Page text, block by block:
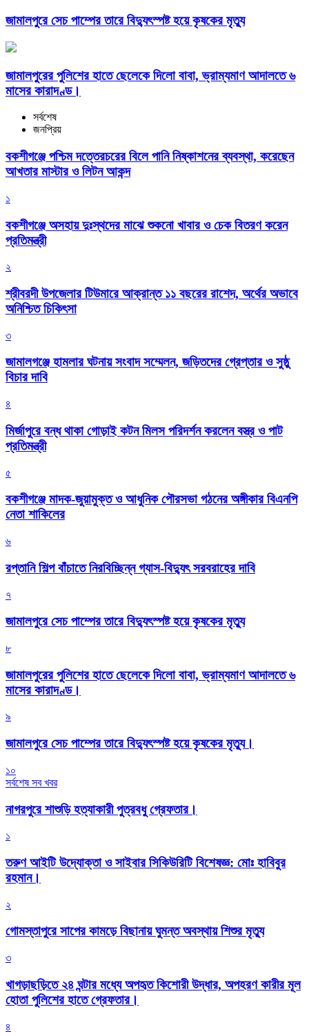
জামালপুরে সেচ পাম্পের তারে বিদ্যুৎস্পষ্ট হয়ে কৃষকের মৃত্যু
জামালপুরের পুলিশের হাতে ছেলেকে দিলো বাবা, ভ্রাম্যমাণ আদালতে ৬
মাসের কারাদণ্ড।
সর্বশেষ
জনপ্রিয়
বকশীগঞ্জে পশ্চিম দত্তেরচরের বিলে পানি নিষ্কাশনের ব্যবস্থা, করেছেন
আখতার মাস্টার ও লিটন আকন্দ
১
বকশীগঞ্জে অসহায় দুঃস্থদের মাঝে শুকনো খাবার ও চেক বিতরণ করেন
প্রতিমন্ত্রী
২
শ্রীবরদী উপজেলার টিউমারে আক্রান্ত ১১ বছরের রাশেদ, অর্থের অভাবে
অনিশ্চিত চিকিৎসা
৩
জামালগঞ্জে হামলার ঘটনায় সংবাদ সম্মেলন, জড়িতদের গ্রেপ্তার ও সুষ্ঠু
বিচার দাবি
৪
মির্জাপুরে বন্ধ থাকা গোড়াই কটন মিলস পরিদর্শন করলেন বস্ত্র ও পাট
প্রতিমন্ত্রী
৫
বকশীগঞ্জে মাদক-জুয়ামুক্ত ও আধুনিক পৌরসভা গঠনের অঙ্গীকার বিএনপি
নেতা শাকিলের
৬
রপ্তানি শিল্প বাঁচাতে নিরবিচ্ছিন্ন গ্যাস-বিদ্যুৎ সরবরাহের দাবি
৭
জামালপুরে সেচ পাম্পের তারে বিদ্যুৎস্পষ্ট হয়ে কৃষকের মৃত্যু
৮
জামালপুরের পুলিশের হাতে ছেলেকে দিলো বাবা, ভ্রাম্যমাণ আদালতে ৬
মাসের কারাদণ্ড।
৯
জামালপুরে সেচ পাম্পের তারে বিদ্যুৎস্পষ্ট হয়ে কৃষকের মৃত্যু।
১০
সর্বশেষ সব খবর
নাগরপুরে শাশুড়ি হত্যাকারী পুত্রবধু গ্রেফতার।
১
তরুণ আইটি উদ্যোক্তা ও সাইবার সিকিউরিটি বিশেষজ্ঞ: মোঃ হাবিবুর
রহমান।
২
গোমস্তাপুরে সাপের কামড়ে বিছানায় ঘুমন্ত অবস্থায় শিশুর মৃত্যু
৩
খাগড়াছড়িতে ২৪ ঘন্টার মধ্যে অপহৃত কিশোরী উদ্ধার, অপহরণ কারীর মূল
হোতা পুলিশের হাতে গ্রেফতার।
৪